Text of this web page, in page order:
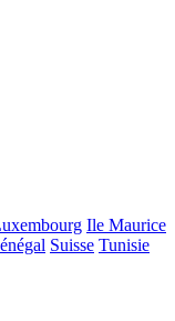
Ile Maurice
Suisse Tunisie